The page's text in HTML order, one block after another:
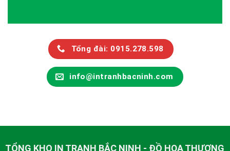
Tổng đài: 0915.278.598
info@intranhbacninh.com
TỔNG KHO IN TRANH BẮC NINH - ĐỒ HỌA THƯƠNG